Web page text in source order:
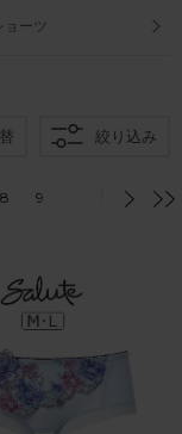
ョーツ
絞り込み
8 9